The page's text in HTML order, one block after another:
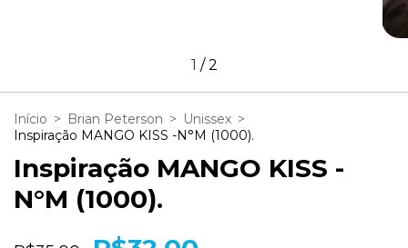
1 /2
Início > Brian Peterson > Unissex >
Inspiração MANGO KISS -N°M (1000).
Inspiração MANGO KISS -
N°M (1000).